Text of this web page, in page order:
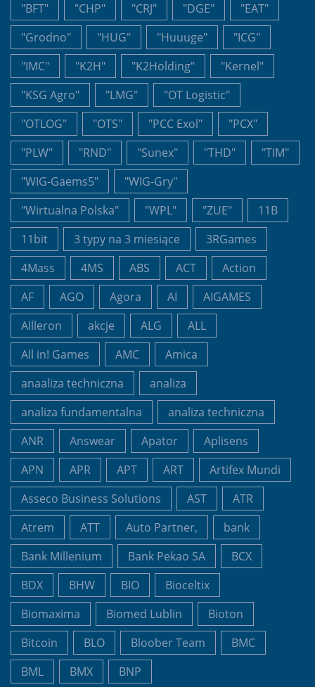
"BFT"
"CHP" "CRJ" "DGE"
"EAT"
"Grodno"
"HUG" "Huuuge"
"ICG"
"IMC"
"K2H" "K2Holding"
"Kernel"
"KSG Agro"
"LMG"
"OT Logistic"
"OTLOG"
"OTS" "PCC Exol"
"PCX"
"PLW"
"RND" "Sunex" "THD"
"TIM"
"WIG-Gaems5"
"WIG-Gry"
"Wirtualna Polska"
"WPL" "ZUE"
11B
11bit
3 typy na 3 miesiące
3RGames
4Mass
4MS ABS ACT
Action
AF
AGO Agora AI
AIGAMES
AIlleron
akcje ALG
ALL
All in! Games
AMC
Amica
anaaliza techniczna
analiza
analiza fundamentalna
analiza techniczna
ANR
Answear Apator
Aplisens
APN
APR APT ART
Artifex Mundi
Asseco Business Solutions
AST
ATR
Atrem
ATT Auto Partner,
bank
Bank Millenium
Bank Pekao SA
BCX
BDX
BHW BIO
Bioceltix
Biomaxima
Biomed Lublin
Bioton
Bitcoin
BLO Bloober Team
BMC
BML
BMX
BNP